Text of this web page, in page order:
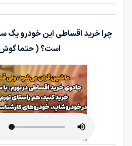
چرا خرید اقساطی این خودرو یگ
است؟ ( حتما